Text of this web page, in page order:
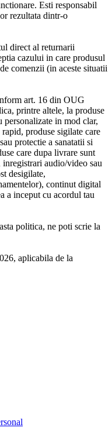
Esti responsabil
rezultata dintr-o
direct al returnarii
cazului in care produsul
comenzii (in aceste situatii
art. 16 din OUG
printre altele, la produse
personalizate in mod clar,
produse sigilate care
protectie a sanatatii si
care dupa livrare sunt
inregistrari audio/video sau
desigilate,
continut digital
a inceput cu acordul tau
politica, ne poti scrie la
aplicabila de la